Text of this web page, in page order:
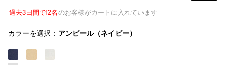
過去3日間で12名のお客様がカートに入れています
カラーを選択： アンピール（ネイビー）